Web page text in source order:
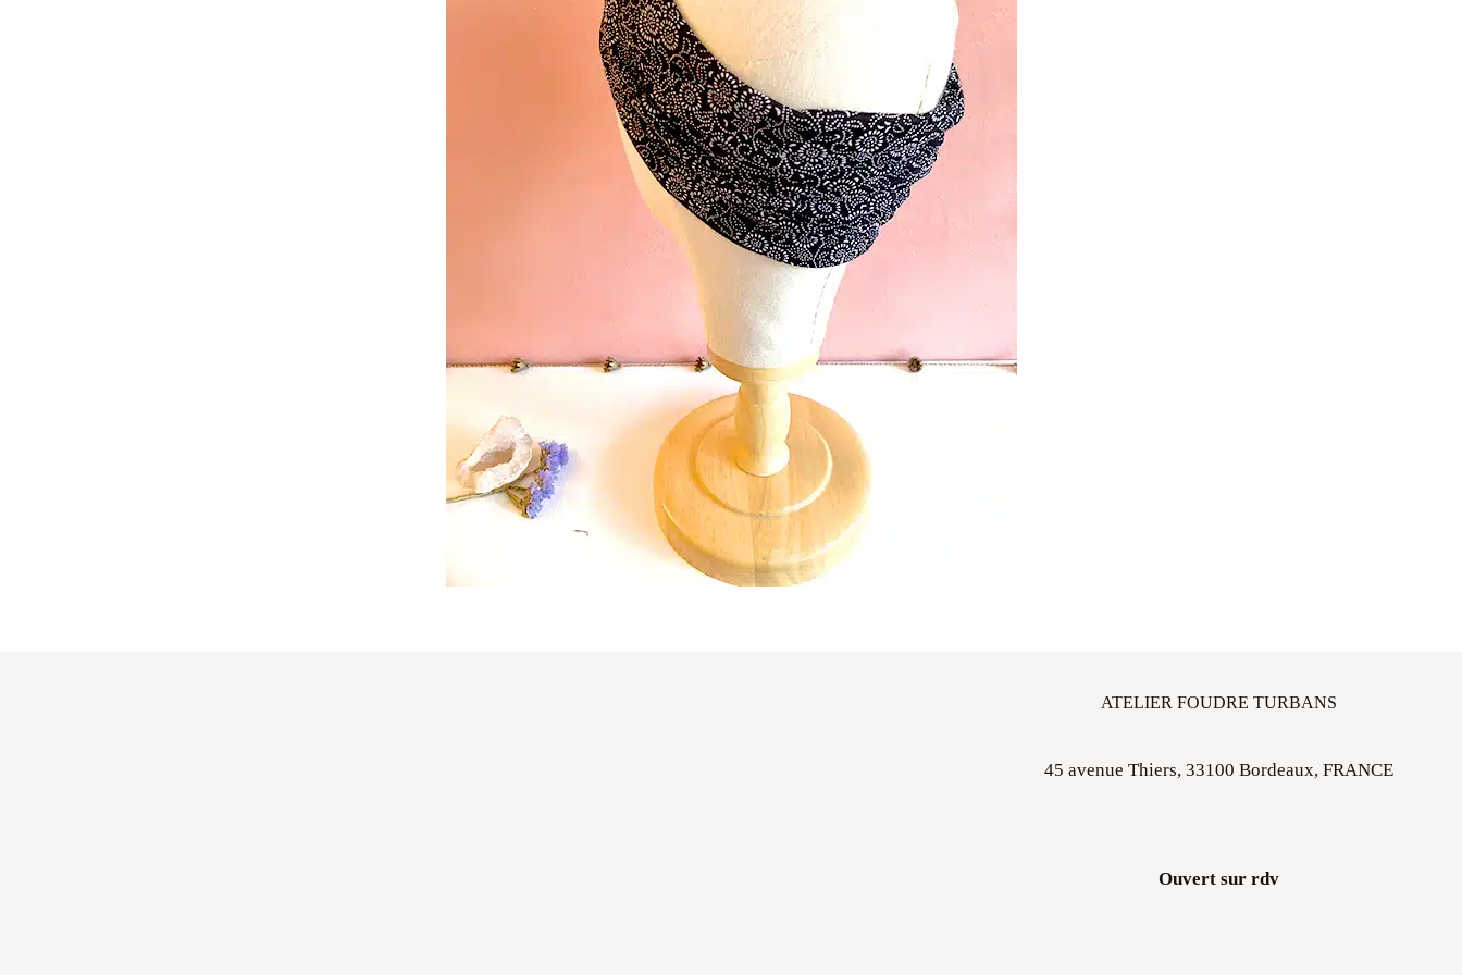
ATELIER FOUDRE TURBANS
45 avenue Thiers, 33100 Bordeaux, FRANCE
Ouvert sur rdv